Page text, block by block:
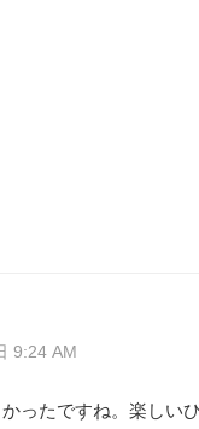
9:24 AM
ったですね。楽しい